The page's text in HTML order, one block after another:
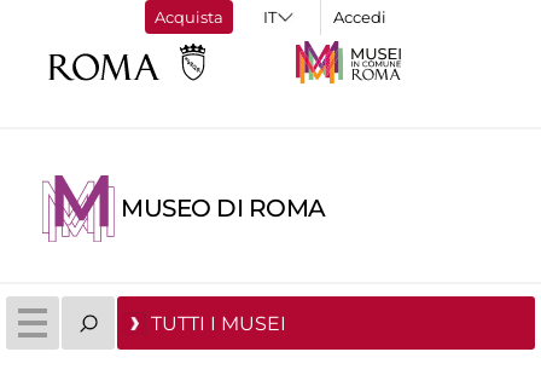
Acquista Accedi
MUSEO DI ROMA
TUTTI I MUSEI